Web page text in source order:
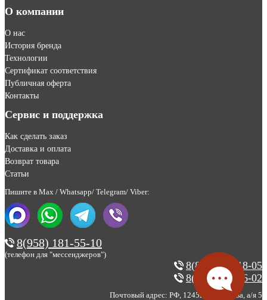
О компании
О нас
История бренда
Технологии
Сертификат соответствия
Публичная оферта
Контакты
Сервис и поддержка
Как сделать заказ
Доставка и оплата
Возврат товара
Статьи
Пишите в Max / Whatsapp/ Telegram/ Viber:
8(958) 181-55-10
(телефон для "мессенджеров")
8(800) 200-18-05
8(495) 123-46-02
Почтовый адрес: РФ, 124527, г. Москва, а/я 5